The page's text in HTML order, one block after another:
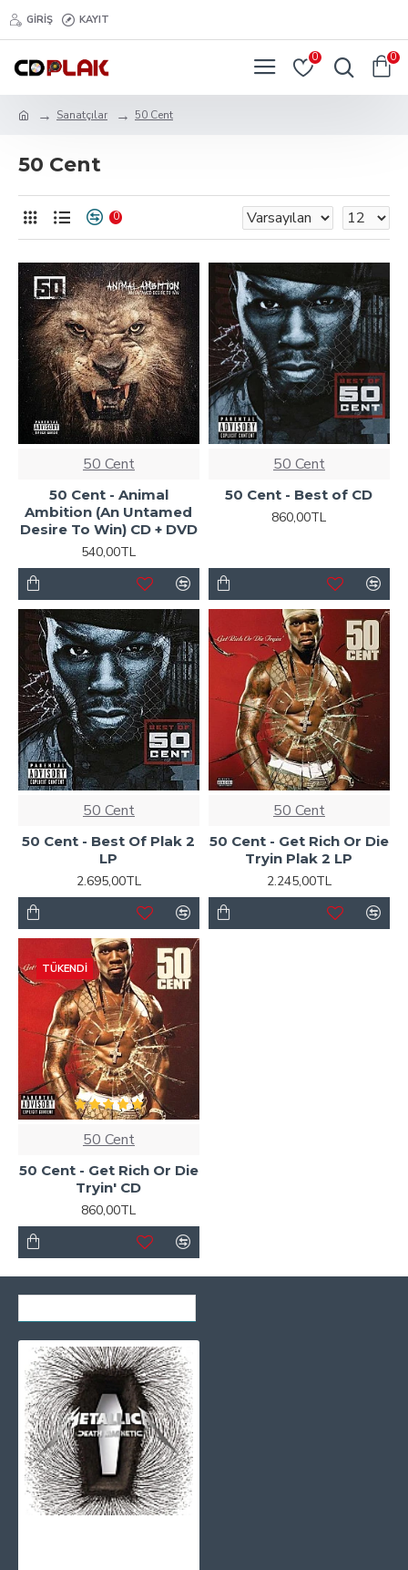
GIRIŞ KAYIT
0 0
Sanatçılar 50 Cent
50 Cent
0
50 Cent
50 Cent - Animal
Ambition (An Untamed
Desire To Win) CD + DVD
540,00TL
50 Cent
50 Cent - Best of CD
860,00TL
50 Cent
50 Cent - Best Of Plak 2
LP
2.695,00TL
50 Cent
50 Cent - Get Rich Or Die
Tryin Plak 2 LP
2.245,00TL
TÜKENDI
50 Cent
50 Cent - Get Rich Or Die
Tryin' CD
860,00TL